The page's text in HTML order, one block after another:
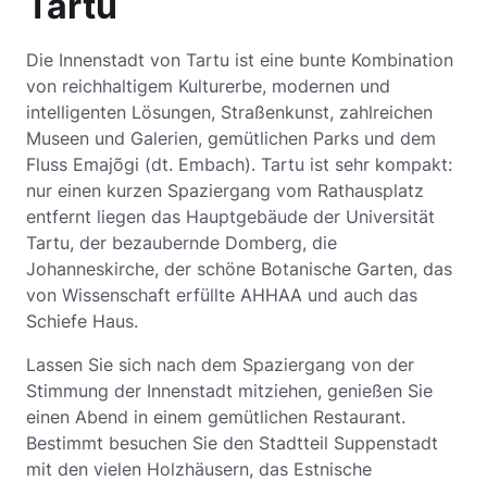
Die Innenstadt von Tartu ist eine bunte Kombination
von reichhaltigem Kulturerbe, modernen und
intelligenten Lösungen, Straßenkunst, zahlreichen
Museen und Galerien, gemütlichen Parks und dem
Fluss Emajõgi (dt. Embach). Tartu ist sehr kompakt:
nur einen kurzen Spaziergang vom Rathausplatz
entfernt liegen das Hauptgebäude der Universität
Tartu, der bezaubernde Domberg, die
Johanneskirche, der schöne Botanische Garten, das
von Wissenschaft erfüllte AHHAA und auch das
Schiefe Haus.
Lassen Sie sich nach dem Spaziergang von der
Stimmung der Innenstadt mitziehen, genießen Sie
einen Abend in einem gemütlichen Restaurant.
Bestimmt besuchen Sie den Stadtteil Suppenstadt
mit den vielen Holzhäusern, das Estnische